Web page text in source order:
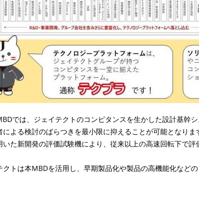
では、ジェイテクトのコンピタンスを生かした設計基幹
による検討のばらつきを最小限に抑えることが可能となり
いた新開発の評価試験機により、従来以上の高速回転下で
クトは本MBDを活用し、早期製品化や製品の高機能化など